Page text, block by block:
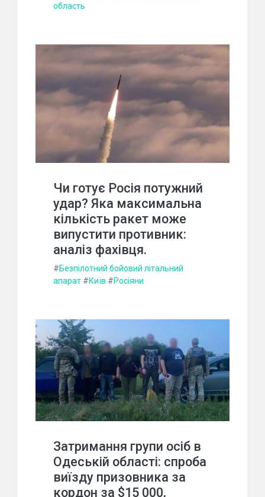
область
Чи готує Росія потужний
удар? Яка максимальна
кількість ракет може
випустити противник:
аналіз фахівця.
#Безпілотний бойовий літальний
апарат #Київ #Росіяни
Затримання групи осіб в
Одеській області: спроба
виїзду призовника за
кордон за $15 000,